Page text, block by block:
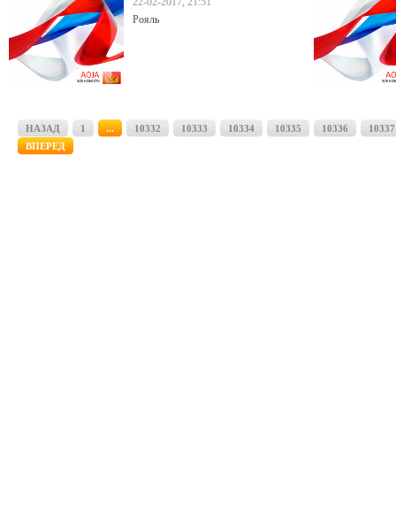
Рояль
НАЗАД 1 ... 10332 10333 10334 10335 10336
10337
ВПЕРЕД